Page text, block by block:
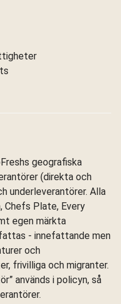
geografiska
(direkta och
underleverantörer. Alla
Chefs Plate, Every
egen märkta
- innefattande men
och
frivilliga och migranter.
används i policyn, så